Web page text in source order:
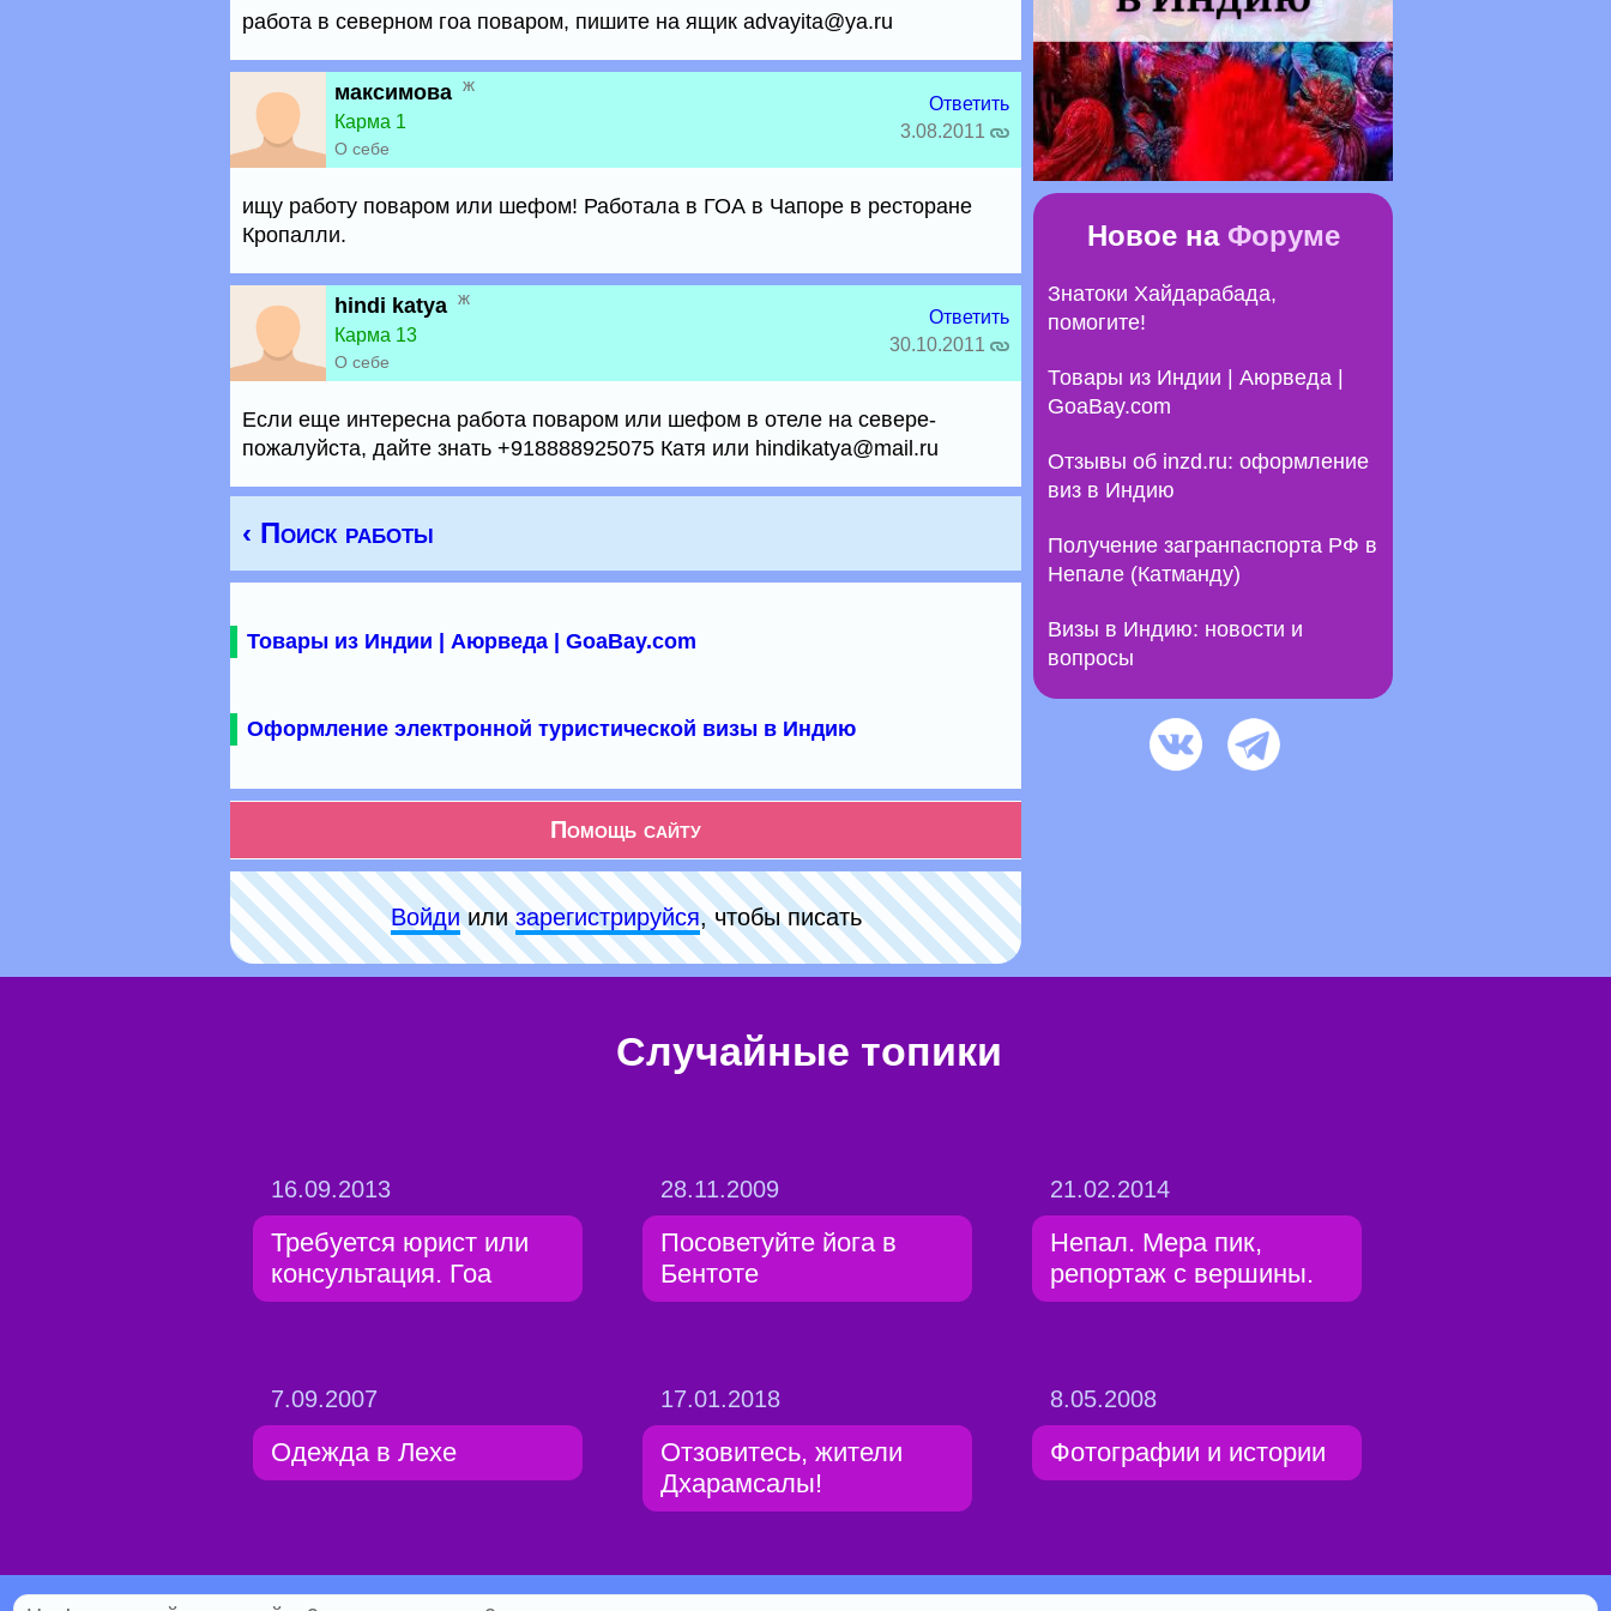
работа в северном гоа поваром, пишите на ящик advayita@ya.ru
максимова ж
Карма 1
О себе
Ответить
3.08.2011
ищу работу поваром или шефом! Работала в ГОА в Чапоре в ресторане
Кропалли.
hindi katya ж
Карма 13
О себе
Ответить
30.10.2011
Если еще интересна работа поваром или шефом в отеле на севере-
пожалуйста, дайте знать +918888925075 Катя или hindikatya@mail.ru
‹ Поиск работы
Товары из Индии | Аюрведа | GoaBay.com
Оформление электронной туристической визы в Индию
Помощь сайту
Войдиилизарeгиcтpируйся, чтобы писать
Новое на Форуме
Знатоки Хайдарабада,
помогите!
Товары из Индии | Аюрведа |
GoaBay.com
Отзывы об inzd.ru: оформление
виз в Индию
Получение загранпаспорта РФ в
Непале (Катманду)
Визы в Индию: новости и
вопросы
Случайные топики
16.09.2013
Требуется юрист или
консультация. Гоа
28.11.2009
Посоветуйте йога в
Бентоте
21.02.2014
Непал. Мера пик,
репортаж с вершины.
7.09.2007
Одежда в Лехе
17.01.2018
Отзовитесь, жители
Дхарамсалы!
8.05.2008
Фотографии и истории